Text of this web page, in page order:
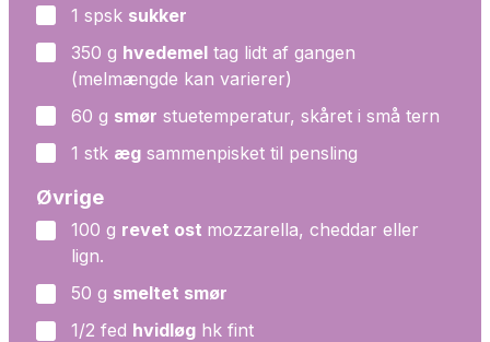
▢
1 spsk sukker
▢
350 g hvedemel tag lidt af gangen
(melmængde kan varierer)
▢
60 g smør stuetemperatur, skåret i små tern
▢
1 stk æg sammenpisket til pensling
Øvrige
▢
100 g revet ost mozzarella, cheddar eller
lign.
▢
50 g smeltet smør
▢
1/2 fed hvidløg hk fint